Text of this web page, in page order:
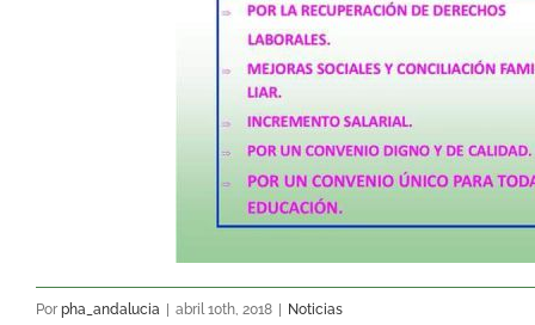
Por pha_andalucia abril 10th, 2018 Noticias